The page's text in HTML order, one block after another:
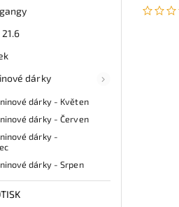
dárky
dárky - Květen
dárky - Červen
dárky -
dárky - Srpen